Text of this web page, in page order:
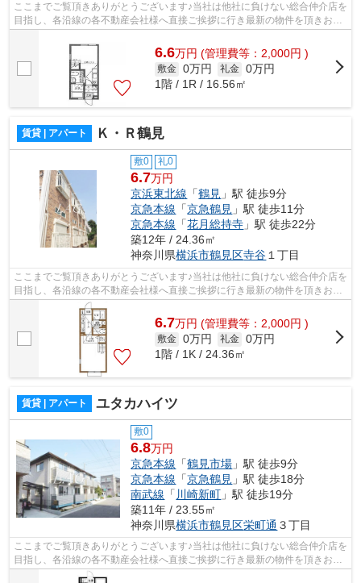
ここまでご覧頂きありがとうございます♪当社は他社に負けない総合仲介店を
目指し、各沿線の各不動産会社様へ直接ご挨拶に行き最新の物件を頂きお客
6.6万円 (管理費等：2,000円 )
敷金 0万円 礼金 0万円
1階 / 1R / 16.56㎡
賃貸 | アパート Ｋ・Ｒ鶴見
敷0 礼0
6.7万円
京浜東北線 「鶴見 」駅 徒歩9分
京急本線 「京急鶴見 」駅 徒歩11分
京急本線 「花月総持寺 」駅 徒歩22分
築12年 / 24.36㎡
神奈川県横浜市鶴見区寺谷 １丁目
ここまでご覧頂きありがとうございます♪当社は他社に負けない総合仲介店を
目指し、各沿線の各不動産会社様へ直接ご挨拶に行き最新の物件を頂きお客
様へ提供しております！最新の情報は...
6.7万円 (管理費等：2,000円 )
敷金 0万円 礼金 0万円
1階 / 1K / 24.36㎡
賃貸 | アパート ユタカハイツ
敷0
6.8万円
京急本線 「鶴見市場 」駅 徒歩9分
京急本線 「京急鶴見 」駅 徒歩18分
南武線 「 川崎新町 」駅 徒歩19分
築11年 / 23.55㎡
神奈川県横浜市鶴見区栄町通 ３丁目
ここまでご覧頂きありがとうございます♪当社は他社に負けない総合仲介店を
目指し、各沿線の各不動産会社様へ直接ご挨拶に行き最新の物件を頂きお客
様へ提供しております！最新の情報は...